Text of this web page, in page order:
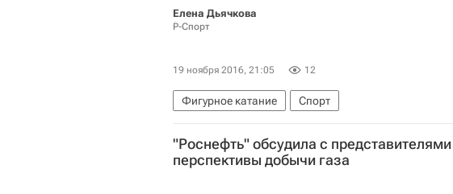
Елена Дьячкова
Р-Спорт
19 ноября 2016, 21:05 12
Фигурное катание
Спорт
Этап серии Гран-при по фигурному катанию в
Гран-при по фигурному катанию
Евгения
"Роснефть" обсудила с
перспективы добычи газа